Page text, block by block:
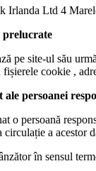
Irlanda Ltd 4
prelucrate
pe site-ul său
cookie ,
ale persoanei
o persoană
a acestor
în sensul